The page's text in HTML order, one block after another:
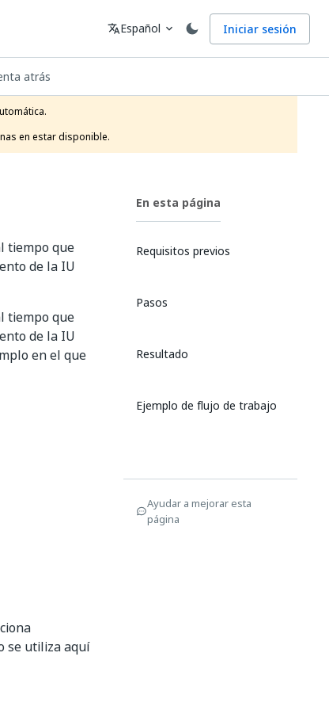
Idioma
translateEspañol expand_more Iniciar sesión
atrás
en estar disponible.
tiempo que
de la IU
tiempo que
de la IU
en el que
se utiliza aquí
En esta página
Requisitos previos
Pasos
Resultado
Ejemplo de flujo de trabajo
Ayudar a mejorar esta
página